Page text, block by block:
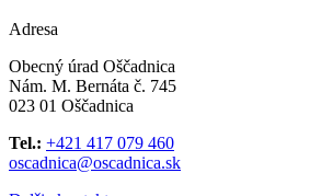
Adresa
Obecný úrad Oščadnica
Nám. M. Bernáta č. 745
023 01 Oščadnica
Tel.: +421 417 079 460
oscadnica@oscadnica.sk